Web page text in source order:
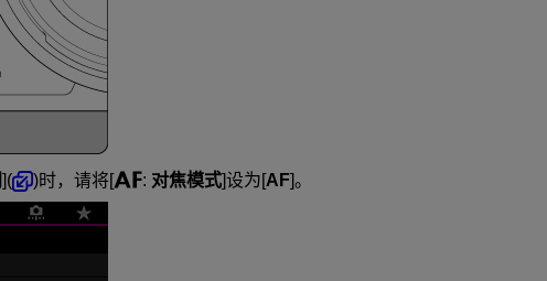
]( )时，请将[ : 对焦模式]设为[AF]。